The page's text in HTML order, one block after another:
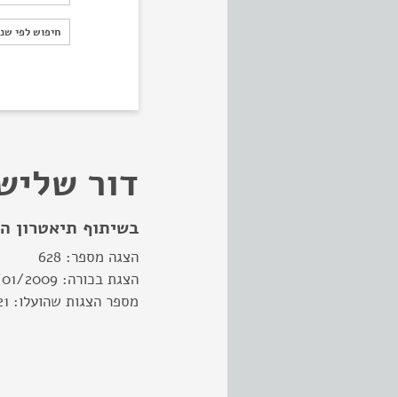
חיפוש לפי
חיפוש לפי
דור
בשיתוף תיאטרון
הצגה מספר: 628
הצגת בכורה: 2009
מספר הצגות שהועלו: